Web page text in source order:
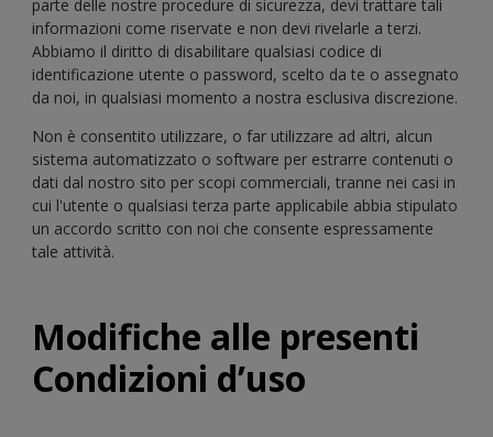
parte delle nostre procedure di sicurezza, devi trattare tali
informazioni come riservate e non devi rivelarle a terzi.
Abbiamo il diritto di disabilitare qualsiasi codice di
identificazione utente o password, scelto da te o assegnato
da noi, in qualsiasi momento a nostra esclusiva discrezione.
Non è consentito utilizzare, o far utilizzare ad altri, alcun
sistema automatizzato o software per estrarre contenuti o
dati dal nostro sito per scopi commerciali, tranne nei casi in
cui l'utente o qualsiasi terza parte applicabile abbia stipulato
un accordo scritto con noi che consente espressamente
tale attività.
Modifiche alle presenti
Condizioni d’uso